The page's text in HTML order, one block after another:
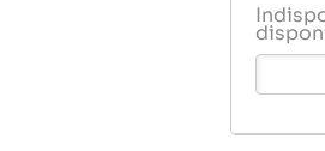
Pilhas e